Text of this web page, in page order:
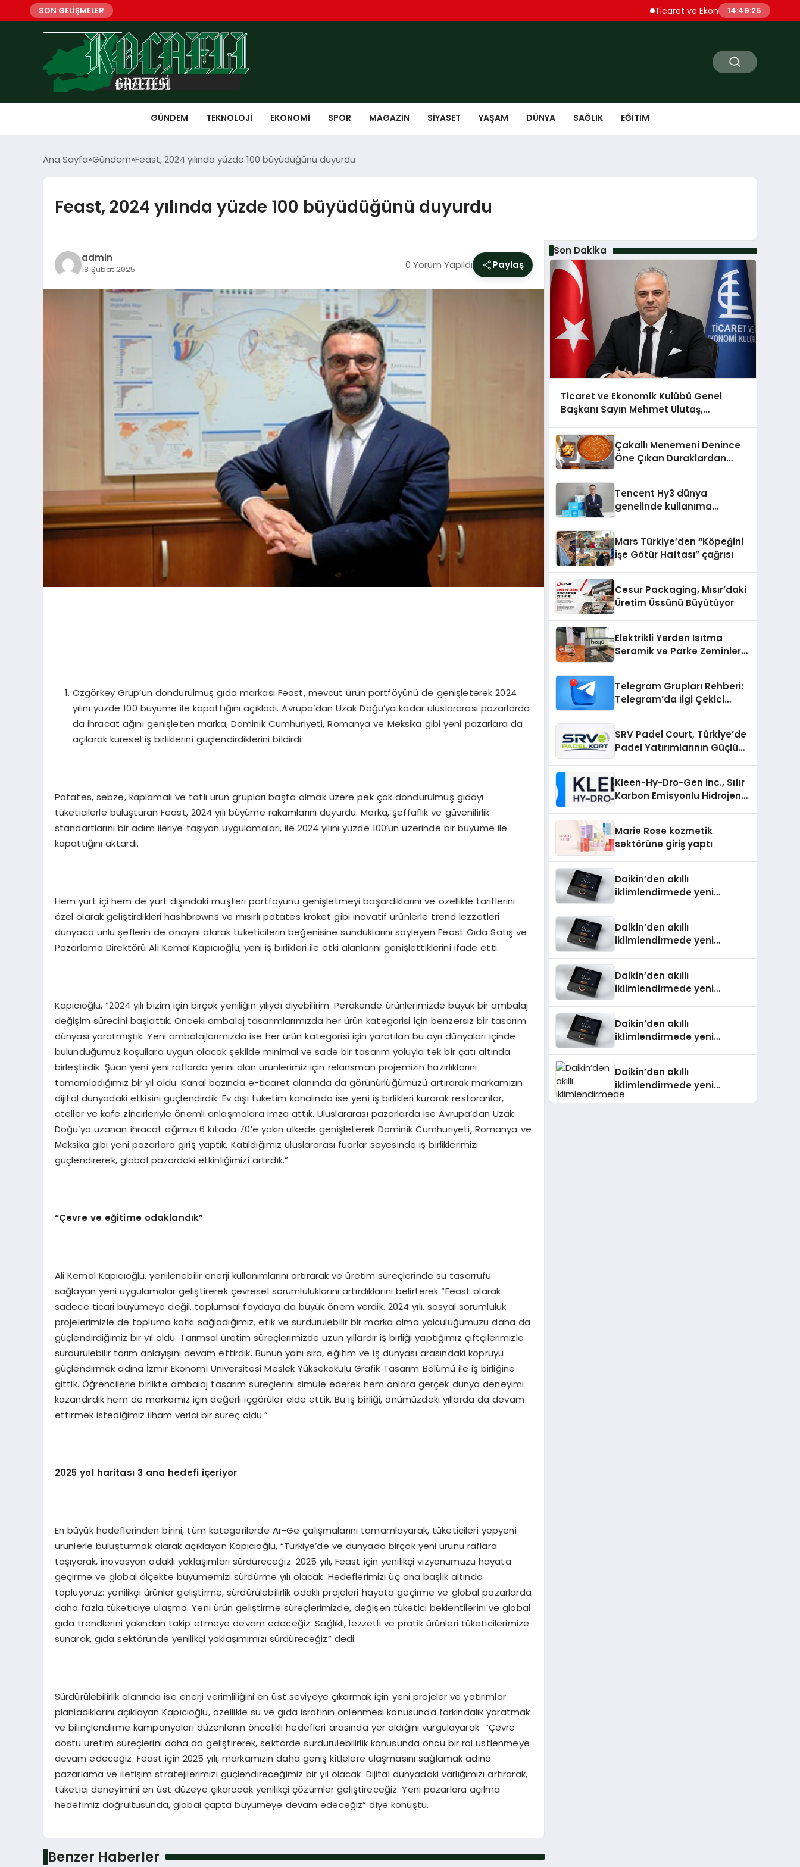
SON GELİŞMELER Ticaret ve Ekonomik Kulübü Genel
14:49:26
GÜNDEM TEKNOLOJI EKONOMI SPOR MAGAZIN SIYASET YAŞAM DÜNYA SAĞLIK EĞITIM
Ana Sayfa Gündem Feast, 2024 yılında yüzde 100 büyüdüğünü duyurdu
Feast, 2024 yılında yüzde 100 büyüdüğünü duyurdu
admin
18 Şubat 2025 0 Yorum Yapıldı Paylaş
Özgörkey Grup’un dondurulmuş gıda markası Feast, mevcut ürün portföyünü de genişleterek 2024
yılını yüzde 100 büyüme ile kapattığını açıkladı. Avrupa’dan Uzak Doğu’ya kadar uluslararası pazarlarda
da ihracat ağını genişleten marka, Dominik Cumhuriyeti, Romanya ve Meksika gibi yeni pazarlara da
açılarak küresel iş birliklerini güçlendirdiklerini bildirdi.
Patates, sebze, kaplamalı ve tatlı ürün grupları başta olmak üzere pek çok dondurulmuş gıdayı
tüketicilerle buluşturan Feast, 2024 yılı büyüme rakamlarını duyurdu. Marka, şeffaflık ve güvenilirlik
standartlarını bir adım ileriye taşıyan uygulamaları, ile 2024 yılını yüzde 100’ün üzerinde bir büyüme ile
kapattığını aktardı.
Hem yurt içi hem de yurt dışındaki müşteri portföyünü genişletmeyi başardıklarını ve özellikle tariflerini
özel olarak geliştirdikleri hashbrowns ve mısırlı patates kroket gibi inovatif ürünlerle trend lezzetleri
dünyaca ünlü şeflerin de onayını alarak tüketicilerin beğenisine sunduklarını söyleyen Feast Gıda Satış ve
Pazarlama Direktörü Ali Kemal Kapıcıoğlu, yeni iş birlikleri ile etki alanlarını genişlettiklerini ifade etti.
Kapıcıoğlu, “2024 yılı bizim için birçok yeniliğin yılıydı diyebilirim. Perakende ürünlerimizde büyük bir ambalaj
değişim sürecini başlattık. Önceki ambalaj tasarımlarımızda her ürün kategorisi için benzersiz bir tasarım
dünyası yaratmıştık. Yeni ambalajlarımızda ise her ürün kategorisi için yaratılan bu ayrı dünyaları içinde
bulunduğumuz koşullara uygun olacak şekilde minimal ve sade bir tasarım yoluyla tek bir çatı altında
birleştirdik. Şuan yeni yeni raflarda yerini alan ürünlerimiz için relansman projemizin hazırlıklarını
tamamladığımız bir yıl oldu. Kanal bazında e-ticaret alanında da görünürlüğümüzü artırarak markamızın
dijital dünyadaki etkisini güçlendirdik. Ev dışı tüketim kanalında ise yeni iş birlikleri kurarak restoranlar,
oteller ve kafe zincirleriyle önemli anlaşmalara imza attık. Uluslararası pazarlarda ise Avrupa’dan Uzak
Doğu’ya uzanan ihracat ağımızı 6 kıtada 70’e yakın ülkede genişleterek Dominik Cumhuriyeti, Romanya ve
Meksika gibi yeni pazarlara giriş yaptık. Katıldığımız uluslararası fuarlar sayesinde iş birliklerimizi
güçlendirerek, global pazardaki etkinliğimizi artırdık.”
“Çevre ve eğitime odaklandık”
Ali Kemal Kapıcıoğlu, yenilenebilir enerji kullanımlarını artırarak ve üretim süreçlerinde su tasarrufu
sağlayan yeni uygulamalar geliştirerek çevresel sorumluluklarını artırdıklarını belirterek “Feast olarak
sadece ticari büyümeye değil, toplumsal faydaya da büyük önem verdik. 2024 yılı, sosyal sorumluluk
projelerimizle de topluma katkı sağladığımız, etik ve sürdürülebilir bir marka olma yolculuğumuzu daha da
güçlendirdiğimiz bir yıl oldu. Tarımsal üretim süreçlerimizde uzun yıllardır iş birliği yaptığımız çiftçilerimizle
sürdürülebilir tarım anlayışını devam ettirdik. Bunun yanı sıra, eğitim ve iş dünyası arasındaki köprüyü
güçlendirmek adına İzmir Ekonomi Üniversitesi Meslek Yüksekokulu Grafik Tasarım Bölümü ile iş birliğine
gittik. Öğrencilerle birlikte ambalaj tasarım süreçlerini simüle ederek hem onlara gerçek dünya deneyimi
kazandırdık hem de markamız için değerli içgörüler elde ettik. Bu iş birliği, önümüzdeki yıllarda da devam
ettirmek istediğimiz ilham verici bir süreç oldu.”
2025 yol haritası 3 ana hedefi içeriyor
En büyük hedeflerinden birini, tüm kategorilerde Ar-Ge çalışmalarını tamamlayarak, tüketicileri yepyeni
ürünlerle buluşturmak olarak açıklayan Kapıcıoğlu, “Türkiye’de ve dünyada birçok yeni ürünü raflara
taşıyarak, inovasyon odaklı yaklaşımları sürdüreceğiz. 2025 yılı, Feast için yenilikçi vizyonumuzu hayata
geçirme ve global ölçekte büyümemizi sürdürme yılı olacak. Hedeflerimizi üç ana başlık altında
topluyoruz: yenilikçi ürünler geliştirme, sürdürülebilirlik odaklı projeleri hayata geçirme ve global pazarlarda
daha fazla tüketiciye ulaşma. Yeni ürün geliştirme süreçlerimizde, değişen tüketici beklentilerini ve global
gıda trendlerini yakından takip etmeye devam edeceğiz. Sağlıklı, lezzetli ve pratik ürünleri tüketicilerimize
sunarak, gıda sektöründe yenilikçi yaklaşımımızı sürdüreceğiz” dedi.
Sürdürülebilirlik alanında ise enerji verimliliğini en üst seviyeye çıkarmak için yeni projeler ve yatırımlar
planladıklarını açıklayan Kapıcıoğlu, özellikle su ve gıda israfının önlenmesi konusunda farkındalık yaratmak
ve bilinçlendirme kampanyaları düzenlenin öncelikli hedefleri arasında yer aldığını vurgulayarak “Çevre
dostu üretim süreçlerini daha da geliştirerek, sektörde sürdürülebilirlik konusunda öncü bir rol üstlenmeye
devam edeceğiz. Feast için 2025 yılı, markamızın daha geniş kitlelere ulaşmasını sağlamak adına
pazarlama ve iletişim stratejilerimizi güçlendireceğimiz bir yıl olacak. Dijital dünyadaki varlığımızı artırarak,
tüketici deneyimini en üst düzeye çıkaracak yenilikçi çözümler geliştireceğiz. Yeni pazarlara açılma
hedefimiz doğrultusunda, global çapta büyümeye devam edeceğiz” diye konuştu.
Benzer Haberler
Son Dakika
Ticaret ve Ekonomik Kulübü Genel
Başkanı Sayın Mehmet Ulutaş,
şunları kaydetti:
Çakallı Menemeni Denince
Öne Çıkan Duraklardan
Tencent Hy3 dünya
genelinde kullanıma
Mars Türkiye’den “Köpeğini
İşe Götür Haftası” çağrısı
Cesur Packaging, Mısır’daki
Üretim Üssünü Büyütüyor
Elektrikli Yerden Isıtma
Seramik ve Parke Zeminler
Telegram Grupları Rehberi:
Telegram’da İlgi Çekici
SRV Padel Court, Türkiye’de
Padel Yatırımlarının Güçlü
Kleen-Hy-Dro-Gen Inc., Sıfır
Karbon Emisyonlu Hidrojen
Aldı
Marie Rose kozmetik
sektörüne giriş yaptı
Daikin’den akıllı
iklimlendirmede yeni
Daikin’den akıllı
iklimlendirmede yeni
Daikin’den akıllı
iklimlendirmede yeni
Daikin’den akıllı
iklimlendirmede yeni
Daikin’den akıllı
iklimlendirmede yeni
dönem: Madoka Plus